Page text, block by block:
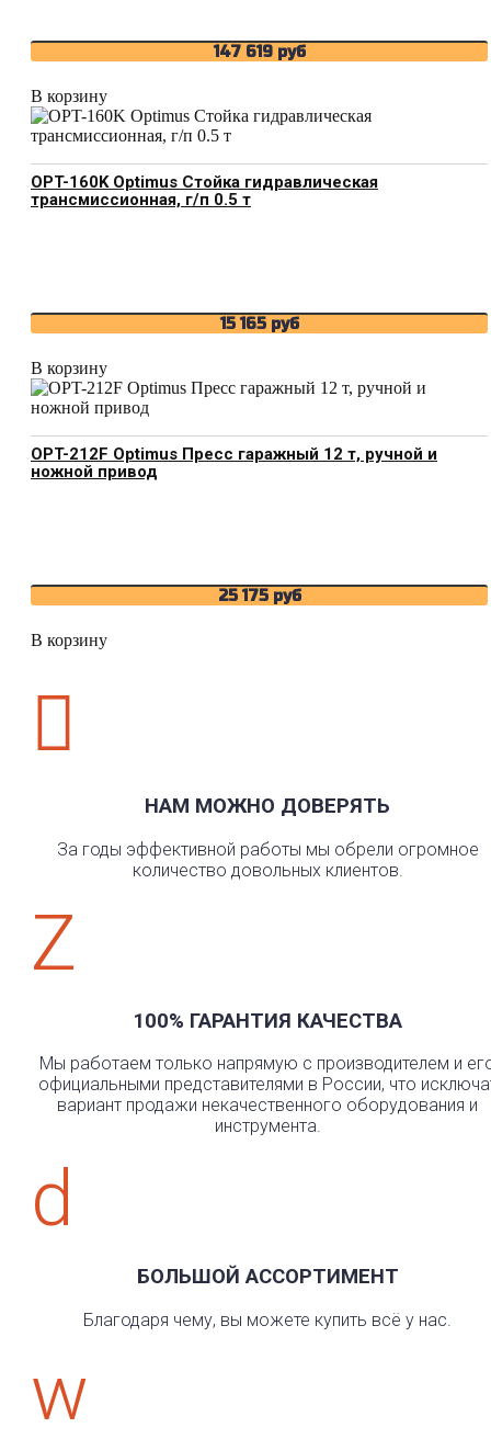
147 619 руб
В корзину
OPT-160K Optimus Стойка гидравлическая
трансмиссионная, г/п 0.5 т
15 165 руб
В корзину
OPT-212F Optimus Пресс гаражный 12 т, ручной и
ножной привод
25 175 руб
В корзину

НАМ МОЖНО ДОВЕРЯТЬ
За годы эффективной работы мы обрели огромное
количество довольных клиентов.
Z
100% ГАРАНТИЯ КАЧЕСТВА
Мы работаем только напрямую с производителем и
официальными представителями в России, что
вариант продажи некачественного оборудования и
инструмента.
d
БОЛЬШОЙ АССОРТИМЕНТ
Благодаря чему, вы можете купить всё у нас.
w